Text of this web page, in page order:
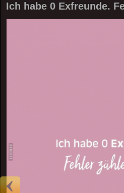
Ich habe 0 Exfreunde.